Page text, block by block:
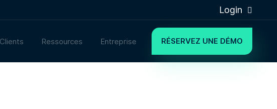
Login
Clients Ressources Entreprise RÉSERVEZ UNE DÉMO